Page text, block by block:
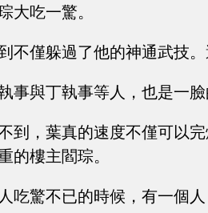
大吃一驚。
不僅躲過了他的神通武技
事與丁執事等人，也是一
到，葉真的速度不僅可以
的樓主閻琮。
吃驚不已的時候，有一個